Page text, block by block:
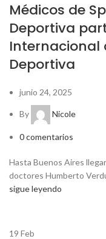
Médicos de
Deportiva
Internacional
Deportiva
junio 24, 2025
By Nicole
0comentarios
Hasta Buenos Aires
doctores Humberto
sigue leyendo
19 Feb